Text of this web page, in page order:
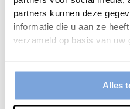
partners kunnen deze
informatie die u aan ze
verzameld op basis van uw
Alles
loading
more